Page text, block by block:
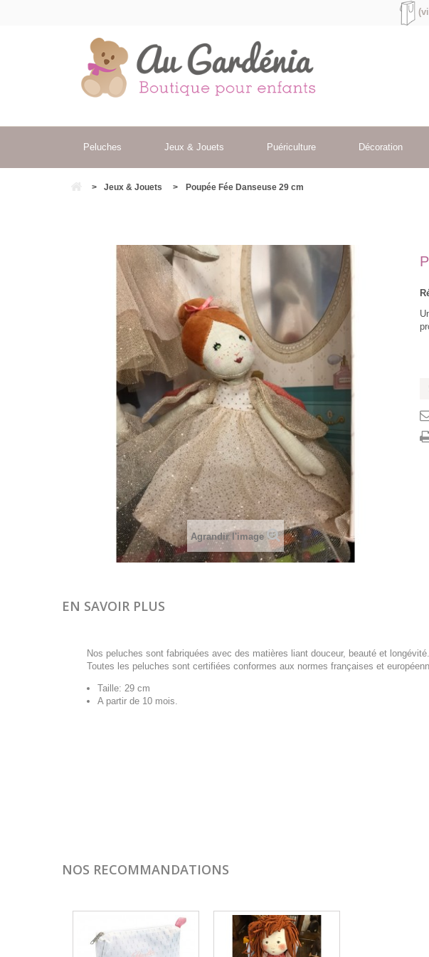
Peluches Jeux & Jouets Puériculture Décoration
> Jeux & Jouets > Poupée Fée Danseuse 29 cm
Agrandir l'image
EN SAVOIR PLUS
Nos peluches sont fabriquées avec des matières liant douceur, beauté et longévité.
Toutes les peluches sont certifiées conformes aux normes françaises et
Taille: 29 cm
A partir de 10 mois.
NOS RECOMMANDATIONS